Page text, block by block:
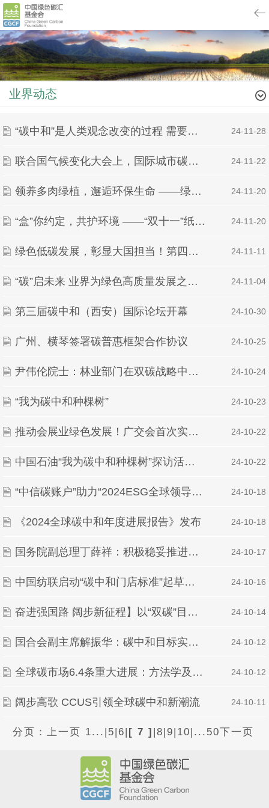
业界动态
“碳中和”是人类观念改变的过程 需要全社会的共同参与｜“碳”寻绿色未来 | 24-11-28
联合国气候变化大会上，国际城市碳中和指数（丽水指数）发布 | 24-11-22
领养多肉绿植，邂逅环保生命 ——绿派社绿植领养活动 | 24-11-20
“盒”你约定，共护环境 ——“双十一”纸箱回收活动圆满结束 | 24-11-20
绿色低碳发展，彰显大国担当！第四届碳达峰碳中和国际实践大会成功举行 | 24-11-11
“碳”启未来 业界为绿色高质量发展之路建言 | 24-11-04
第三届碳中和（西安）国际论坛开幕 | 24-10-30
广州、横琴签署碳普惠框架合作协议 | 24-10-25
尹伟伦院士：林业部门在双碳战略中的机遇 | 24-10-24
“我为碳中和种棵树” | 24-10-23
推动会展业绿色发展！广交会首次实现碳中和 | 24-10-22
中国石油“我为碳中和种棵树”探访活动举办 4500亩碳中和林增绿美丽中国 | 24-10-22
“中信碳账户”助力“2024ESG全球领导者大会”达成会议活动“碳中和”目标 | 24-10-18
《2024全球碳中和年度进展报告》发布 | 24-10-18
国务院副总理丁薛祥：积极稳妥推进碳达峰碳中和 | 24-10-17
中国纺联启动“碳中和门店标准”起草工作 | 24-10-16
奋进强国路 阔步新征程】以“双碳”目标为牵引 “碳”出绿色低碳转型之路 | 24-10-14
国合会副主席解振华：碳中和目标实现高度依赖于低碳技术的成熟应用 | 24-10-12
全球碳市场6.4条重大进展：方法学及碳清除相关标准公布 | 24-10-12
阔步高歌 CCUS引领全球碳中和新潮流 | 24-10-11
分页： 上一页 1... | 5| 6| [ 7 ] |8|9| 10| ...50下一页